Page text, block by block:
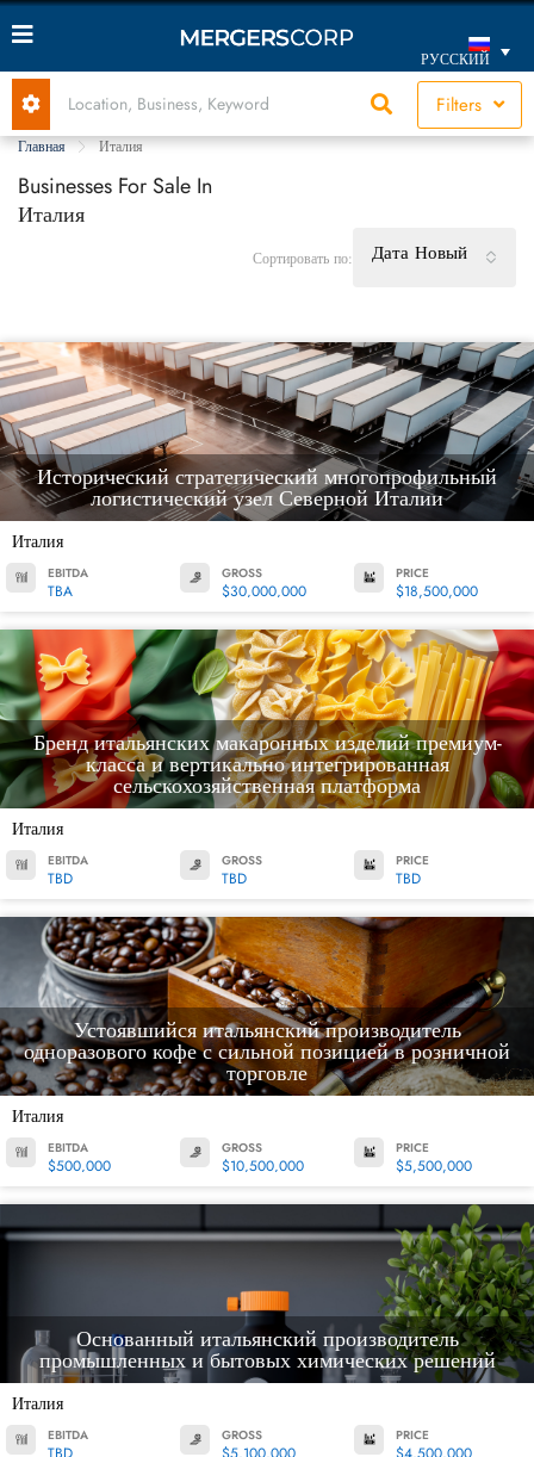
РУССКИЙ
Filters
Главная Италия
Businesses For Sale In
Италия
Сортировать по: Дата Новый
Исторический стратегический многопрофильный
логистический узел Северной Италии
Италия
EBITDA
TBA
GROSS
$30,000,000
PRICE
$18,500,000
Бренд итальянских макаронных изделий премиум-
класса и вертикально интегрированная
сельскохозяйственная платформа
Италия
EBITDA
TBD
GROSS
TBD
PRICE
TBD
Устоявшийся итальянский производитель
одноразового кофе с сильной позицией в розничной
торговле
Италия
EBITDA
$500,000
GROSS
$10,500,000
PRICE
$5,500,000
Основанный итальянский производитель
промышленных и бытовых химических решений
Италия
EBITDA GROSS PRICE